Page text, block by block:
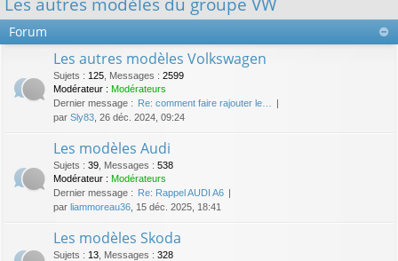
pi
de
s es on ist
re
Forum
Les autres modèles Volkswagen
Sujets : 125 Messages : 2599
Modérateur : Modérateurs
Dernier message : Re: comment faire rajouter le…
par Sly83 , 26 déc. 2024, 09:24
Les modèles Audi
Sujets : 39 Messages : 538
Modérateur : Modérateurs
Dernier message : Re: Rappel AUDI A6
par liammoreau36 , 15 déc. 2025, 18:41
Les modèles Skoda
Sujets : 13 Messages : 328